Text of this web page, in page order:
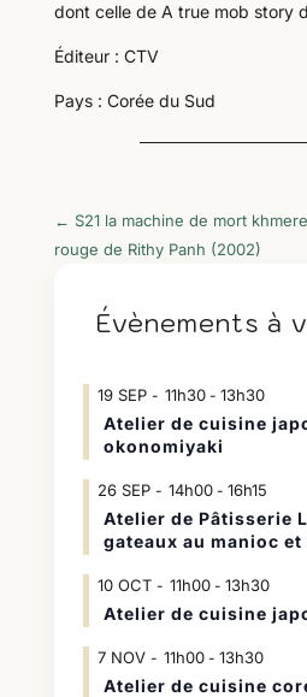
dont celle de A true mob story
Éditeur : CTV
Pays : Corée du Sud
← S21 la machine de mort khmere
rouge de Rithy Panh (2002)
Évènements à
19 SEP 11h30- 13h30
Atelier de cuisine
okonomiyaki
26 SEP 14h00- 16h15
Atelier de Pâtisserie
gateaux au manioc
10 OCT 11h00- 13h30
Atelier de cuisine
7 NOV 11h00- 13h30
Atelier de cuisine